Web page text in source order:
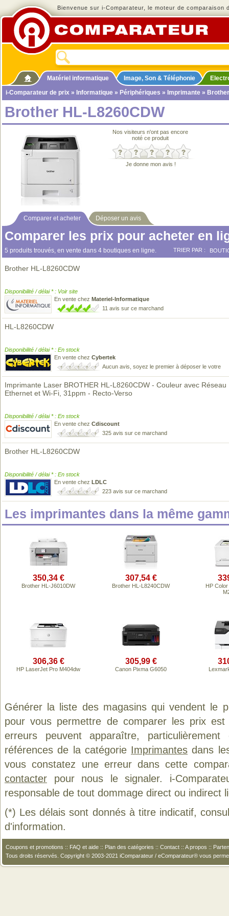
Bienvenue sur i-Comparateur, le moteur de comparaison
Matériel informatique Image, Son & Téléphonie
i-Comparateur de prix » Informatique » Périphériques » Imprimante »
Brother HL-L8260CDW
Nos visiteurs n'ont pas encore
noté ce produit
Je donne mon avis !
Comparer et acheter Déposer un avis
Comparer les prix pour acheter en
5 produits trouvés, en vente dans 4 boutiques en ligne. TRIER PAR :
Brother HL-L8260CDW
Disponibilité / délai * : Voir site
En vente chez Materiel-Informatique
11 avis sur ce marchand
HL-L8260CDW
Disponibilité / délai * : En stock
En vente chez Cybertek
Aucun avis, soyez le premier à déposer le votre
Imprimante Laser BROTHER HL-L8260CDW - Couleur avec Réseau
Ethernet et Wi-Fi, 31ppm - Recto-Verso
Disponibilité / délai * : En stock
En vente chez Cdiscount
325 avis sur ce marchand
Brother HL-L8260CDW
Disponibilité / délai * : En stock
En vente chez LDLC
223 avis sur ce marchand
Les imprimantes dans la même
350,34 €
Brother HL-J6010DW
307,54 €
Brother HL-L8240CDW
HP
306,36 €
HP LaserJet Pro M404dw
305,99 €
Canon Pixma G6050
Générer la liste des magasins qui vendent le
pour vous permettre de comparer les prix
erreurs peuvent apparaître,
références de la catégorie Imprimantes dans
vous constatez une erreur dans cette
contacter pour nous le signaler. i-
responsable de tout dommage direct ou indirect
(*) Les délais sont donnés à titre indicatif,
d'information.
Coupons et promotions :: FAQ et aide :: Plan des catégories :: Contact :: A propos ::
Tous droits réservés. Copyright © 2003-2021 iComparateur / eComparateur® vous